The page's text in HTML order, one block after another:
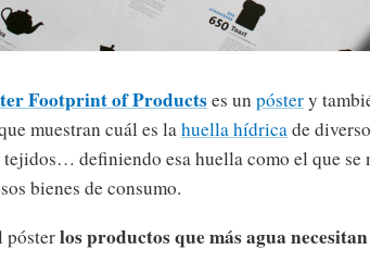
Footprint of Productses unpóstery
muestran cuál es lahuella hídricade
tejidos… definiendo esa huella como el que se
bienes de consumo.
pósterlos productos que más agua necesitan